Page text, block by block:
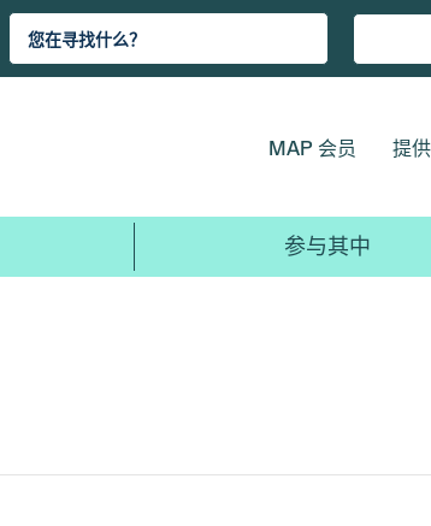
MAP 会员 提
参与其中